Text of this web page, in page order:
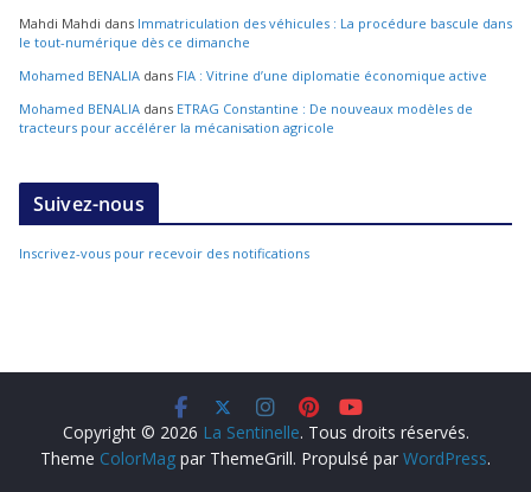
Mahdi Mahdi dans Immatriculation des véhicules : La procédure bascule dans
le tout-numérique dès ce dimanche
Mohamed BENALIA dans FIA : Vitrine d’une diplomatie économique active
Mohamed BENALIA dans ETRAG Constantine : De nouveaux modèles de
tracteurs pour accélérer la mécanisation agricole
Suivez-nous
Inscrivez-vous pour recevoir des notifications
Copyright © 2026 La Sentinelle. Tous droits réservés.
Theme ColorMag par ThemeGrill. Propulsé par WordPress.